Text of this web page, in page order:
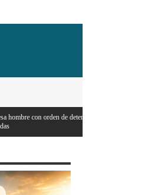
ppresunto trafico de sustancias